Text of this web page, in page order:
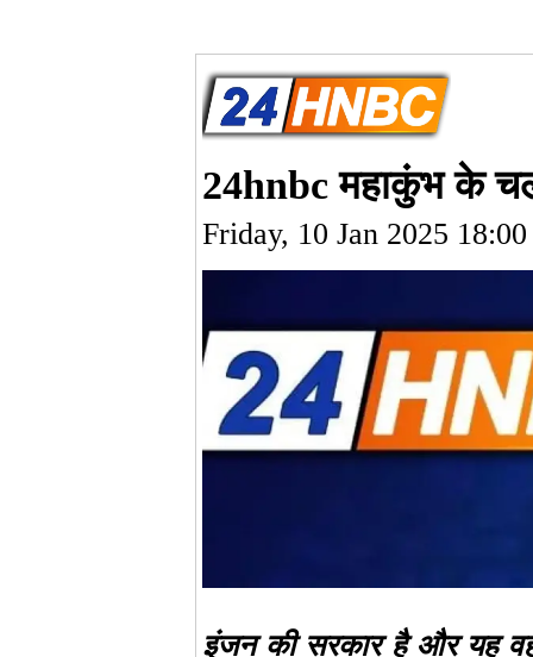
24hnbc महाकुंभ के
Friday, 10 Jan 2025
इंजन की सरकार है और यह